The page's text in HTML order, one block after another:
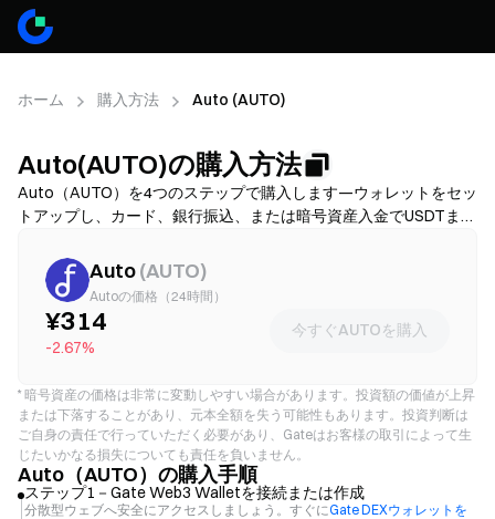
ホーム 購入方法 Auto (AUTO)
Auto(AUTO)の購入方法
Auto（AUTO）を4つのステップで購入します—ウォレットをセッ
トアップし、カード、銀行振込、または暗号資産入金でUSDTまた
す。資金調達方法を比較し、確認前にガス代とスリッページを確
認し、AUTOを安全に保管する方法を学んでください。利用可能
性と手数料はネットワークおよび提供業者によって異なります。
Auto(AUTO)
Autoの価格（24時間）
¥314
-2.67%
今すぐAUTOを購入
* 暗号資産の価格は非常に変動しやすい場合があります。投資額の価値が上昇
または下落することがあり、元本全額を失う可能性もあります。投資判断は
ご自身の責任で行っていただく必要があり、Gateはお客様の取引によって生
じたいかなる損失についても責任を負いません。
Auto（AUTO）の購入手順
ステップ1－Gate Web3 Walletを接続または作成
分散型ウェブへ安全にアクセスしましょう。すぐにGate DEXウォレットを